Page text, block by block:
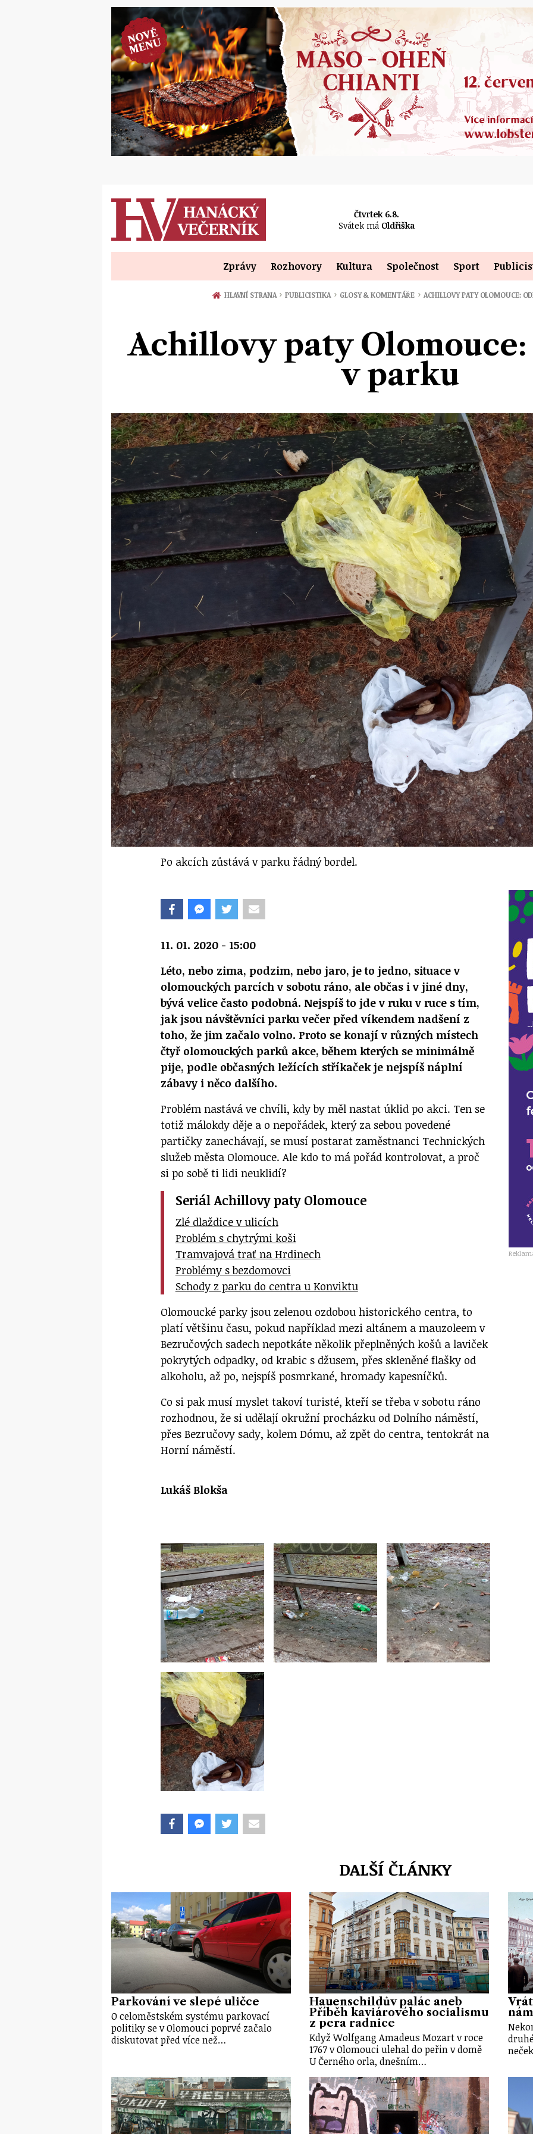
Čtvrtek 6.8.
Svátek má Oldřiška
Zprávy Rozhovory Kultura Společnost Sport
HLAVNÍ STRANA › PUBLICISTIKA › GLOSY & KOMENTÁŘE › ACHILLOVY PATY OLOMOUCE:
Achillovy paty
v parku
Po akcích zůstává v parku řádný bordel.
11. 01. 2020 - 15:00
Léto, nebo zima, podzim, nebo jaro, je to jedno, situace v
olomouckých parcích v sobotu ráno, ale občas i v jiné dny,
bývá velice často podobná. Nejspíš to jde v ruku v ruce s tím,
jak jsou návštěvníci parku večer před víkendem nadšení z
toho, že jim začalo volno. Proto se konají v různých místech
čtyř olomouckých parků akce, během kterých se minimálně
pije, podle občasných ležících stříkaček je nejspíš náplní
zábavy i něco dalšího.
Problém nastává ve chvíli, kdy by měl nastat úklid po akci. Ten se
totiž málokdy děje a o nepořádek, který za sebou povedené
partičky zanechávají, se musí postarat zaměstnanci Technických
služeb města Olomouce. Ale kdo to má pořád kontrolovat, a proč
si po sobě ti lidi neuklidí?
Seriál Achillovy paty Olomouce
Zlé dlaždice v ulicích
Problém s chytrými koši
Tramvajová trať na Hrdinech
Problémy s bezdomovci
Schody z parku do centra u Konviktu
Olomoucké parky jsou zelenou ozdobou historického centra, to
platí většinu času, pokud například mezi altánem a mauzoleem v
Bezručových sadech nepotkáte několik přeplněných košů a laviček
pokrytých odpadky, od krabic s džusem, přes skleněné flašky od
alkoholu, až po, nejspíš posmrkané, hromady kapesníčků.
Co si pak musí myslet takoví turisté, kteří se třeba v sobotu ráno
rozhodnou, že si udělají okružní procházku od Dolního náměstí,
přes Bezručovy sady, kolem Dómu, až zpět do centra, tentokrát na
Horní náměstí.
Lukáš Blokša
DALŠÍ ČLÁNKY
Parkování ve slepé uličce
O celoměstském systému parkovací
politiky se v Olomouci poprvé začalo
diskutovat před více než…
Hauenschildův palác aneb
Příběh kaviárového socialismu
z pera radnice
Když Wolfgang Amadeus Mozart v roce
1767 v Olomouci ulehal do peřin v domě
U Černého orla, dnešním…